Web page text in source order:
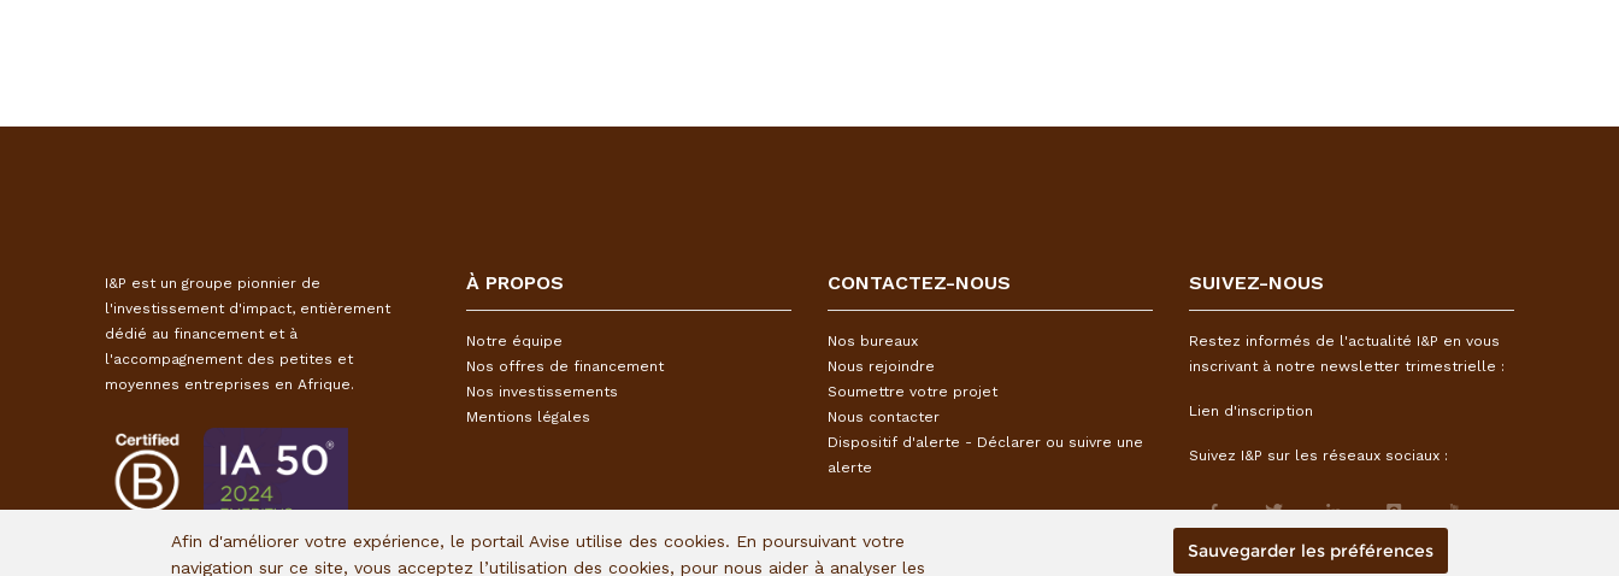
I&P est un groupe pionnier de
l'investissement d'impact, entièrement
dédié au financement et à
l'accompagnement des petites et
moyennes entreprises en Afrique.
À PROPOS
Notre équipe
Nos offres de financement
Nos investissements
Mentions légales
CONTACTEZ-NOUS
Nos bureaux
Nous rejoindre
Soumettre votre projet
Nous contacter
Dispositif d'alerte - Déclarer ou suivre une
alerte
SUIVEZ-NOUS
Restez informés de l'actualité I&P en vous
inscrivant à notre newsletter trimestrielle :
Lien d'inscription
Suivez I&P sur les réseaux sociaux :
Afin d'améliorer votre expérience, le portail Avise utilise des cookies. En poursuivant votre
navigation sur ce site, vous acceptez l’utilisation des cookies, pour nous aider à analyser les
Sauvegarder les préférences